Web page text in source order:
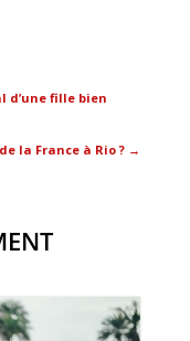
d’une fille bien
la France à Rio ? →